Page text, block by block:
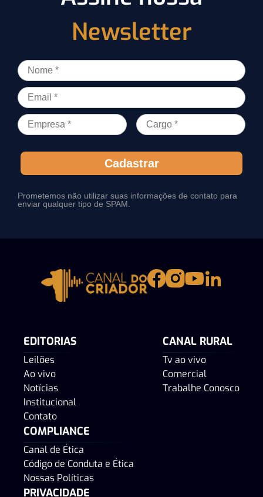
Newsletter
Cadastrar
Prometemos não utilizar suas informações de contato para
enviar qualquer tipo de SPAM.
EDITORIAS
Leilões
Ao vivo
Notícias
Institucional
Contato
CANAL RURAL
Tv ao vivo
Comercial
Trabalhe Conosco
COMPLIANCE
Canal de Ética
Código de Conduta e Ética
Nossas Políticas
PRIVACIDADE